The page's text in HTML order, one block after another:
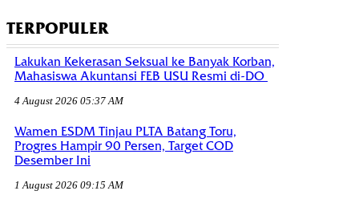
TERPOPULER
Lakukan Kekerasan Seksual ke Banyak Korban,
Mahasiswa Akuntansi FEB USU Resmi di-DO
4 August 2026 05:37 AM
Wamen ESDM Tinjau PLTA Batang Toru,
Progres Hampir 90 Persen, Target COD
Desember Ini
1 August 2026 09:15 AM